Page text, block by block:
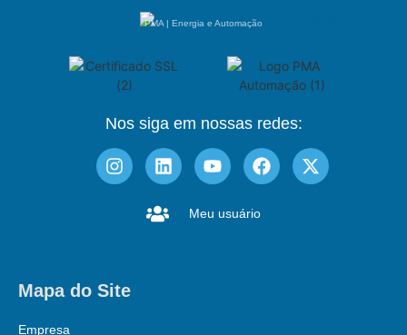
PMA | Energia e Automação
Nos siga em nossas redes:
Meu usuário
Mapa do Site
Empresa